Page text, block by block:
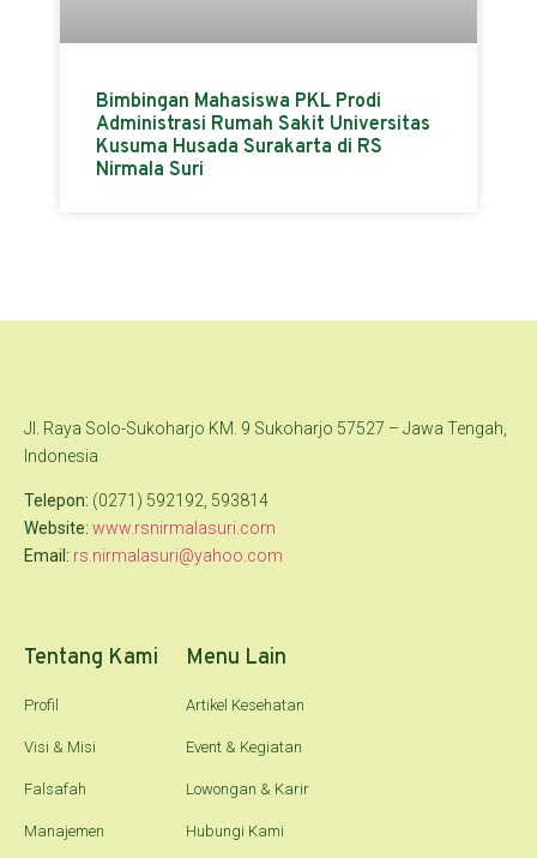
Bimbingan Mahasiswa PKL Prodi
Administrasi Rumah Sakit Universitas
Kusuma Husada Surakarta di RS
Nirmala Suri
Jl. Raya Solo-Sukoharjo KM. 9 Sukoharjo 57527 – Jawa Tengah,
Indonesia
Telepon: (0271) 592192, 593814
Website: www.rsnirmalasuri.com
Email: rs.nirmalasuri@yahoo.com
Tentang Kami
Profil
Visi & Misi
Falsafah
Manajemen
Menu Lain
Artikel Kesehatan
Event & Kegiatan
Lowongan & Karir
Hubungi Kami